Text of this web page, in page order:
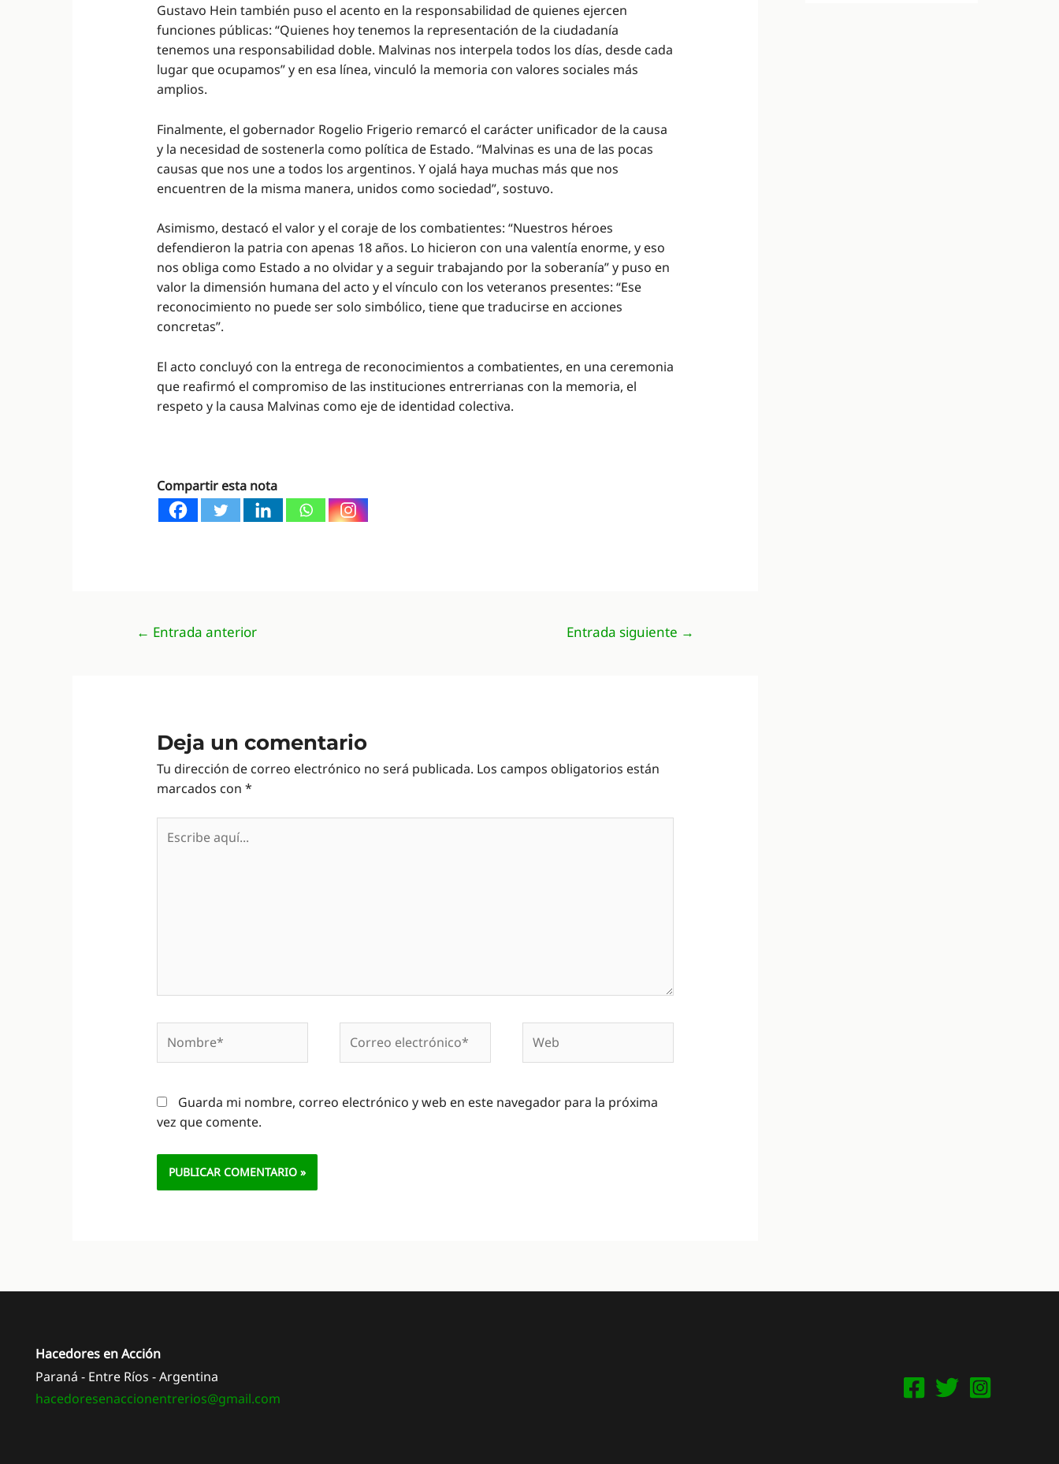
Gustavo Hein también puso el acento en la responsabilidad de quienes ejercen
funciones públicas: “Quienes hoy tenemos la representación de la ciudadanía
tenemos una responsabilidad doble. Malvinas nos interpela todos los días, desde cada
lugar que ocupamos” y en esa línea, vinculó la memoria con valores sociales más
amplios.
Finalmente, el gobernador Rogelio Frigerio remarcó el carácter unificador de la causa
y la necesidad de sostenerla como política de Estado. “Malvinas es una de las pocas
causas que nos une a todos los argentinos. Y ojalá haya muchas más que nos
encuentren de la misma manera, unidos como sociedad”, sostuvo.
Asimismo, destacó el valor y el coraje de los combatientes: “Nuestros héroes
defendieron la patria con apenas 18 años. Lo hicieron con una valentía enorme, y eso
nos obliga como Estado a no olvidar y a seguir trabajando por la soberanía” y puso en
valor la dimensión humana del acto y el vínculo con los veteranos presentes: “Ese
reconocimiento no puede ser solo simbólico, tiene que traducirse en acciones
concretas”.
El acto concluyó con la entrega de reconocimientos a combatientes, en una ceremonia
que reafirmó el compromiso de las instituciones entrerrianas con la memoria, el
respeto y la causa Malvinas como eje de identidad colectiva.
Compartir esta nota
Navegación
← Entrada anterior Entrada siguiente →
Deja un comentario
Tu dirección de correo electrónico no será publicada. Los campos obligatorios están
marcados con *
aquí...
electrónico*
Guarda mi nombre, correo electrónico y web en este navegador para la próxima
vez que comente.
Hacedores en Acción
Paraná - Entre Ríos - Argentina
hacedoresenaccionentrerios@gmail.com